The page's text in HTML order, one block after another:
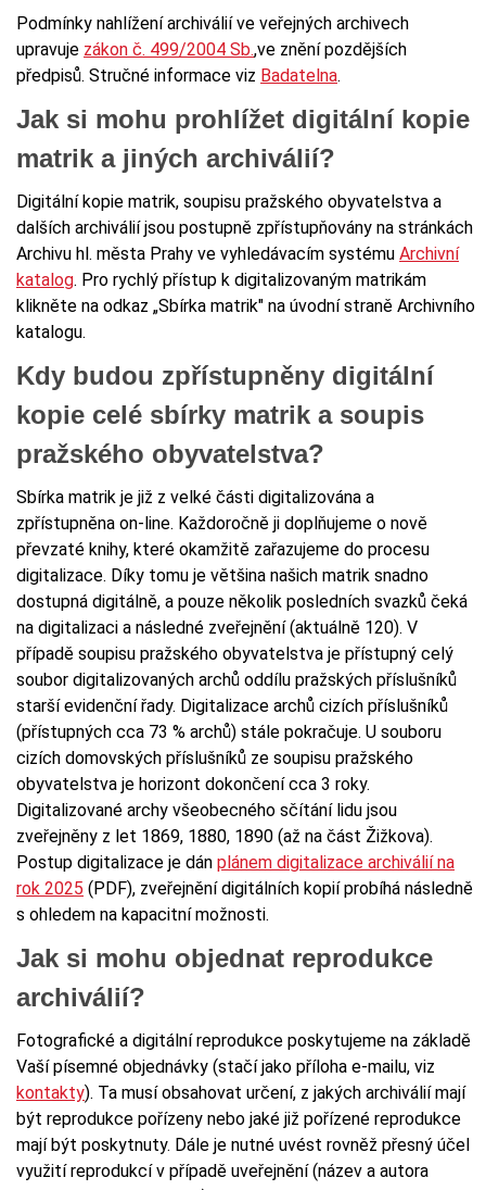
Podmínky nahlížení archiválií ve veřejných archivech
upravuje zákon č. 499/2004 Sb.,ve znění pozdějších
předpisů. Stručné informace viz Badatelna.
Jak si mohu prohlížet digitální kopie
matrik a jiných archiválií?
Digitální kopie matrik, soupisu pražského obyvatelstva a
dalších archiválií jsou postupně zpřístupňovány na stránkách
Archivu hl. města Prahy ve vyhledávacím systému Archivní
katalog. Pro rychlý přístup k digitalizovaným matrikám
klikněte na odkaz „Sbírka matrik" na úvodní straně Archivního
katalogu.
Kdy budou zpřístupněny digitální
kopie celé sbírky matrik a soupis
pražského obyvatelstva?
Sbírka matrik je již z velké části digitalizována a
zpřístupněna on-line. Každoročně ji doplňujeme o nově
převzaté knihy, které okamžitě zařazujeme do procesu
digitalizace. Díky tomu je většina našich matrik snadno
dostupná digitálně, a pouze několik posledních svazků čeká
na digitalizaci a následné zveřejnění (aktuálně 120). V
případě soupisu pražského obyvatelstva je přístupný celý
soubor digitalizovaných archů oddílu pražských příslušníků
starší evidenční řady. Digitalizace archů cizích příslušníků
(přístupných cca 73 % archů) stále pokračuje. U souboru
cizích domovských příslušníků ze soupisu pražského
obyvatelstva je horizont dokončení cca 3 roky.
Digitalizované archy všeobecného sčítání lidu jsou
zveřejněny z let 1869, 1880, 1890 (až na část Žižkova).
Postup digitalizace je dán plánem digitalizace archiválií na
rok 2025 (PDF), zveřejnění digitálních kopií probíhá následně
s ohledem na kapacitní možnosti.
Jak si mohu objednat reprodukce
archiválií?
Fotografické a digitální reprodukce poskytujeme na základě
Vaší písemné objednávky (stačí jako příloha e-mailu, viz
kontakty). Ta musí obsahovat určení, z jakých archiválií mají
být reprodukce pořízeny nebo jaké již pořízené reprodukce
mají být poskytnuty. Dále je nutné uvést rovněž přesný účel
využití reprodukcí v případě uveřejnění (název a autora